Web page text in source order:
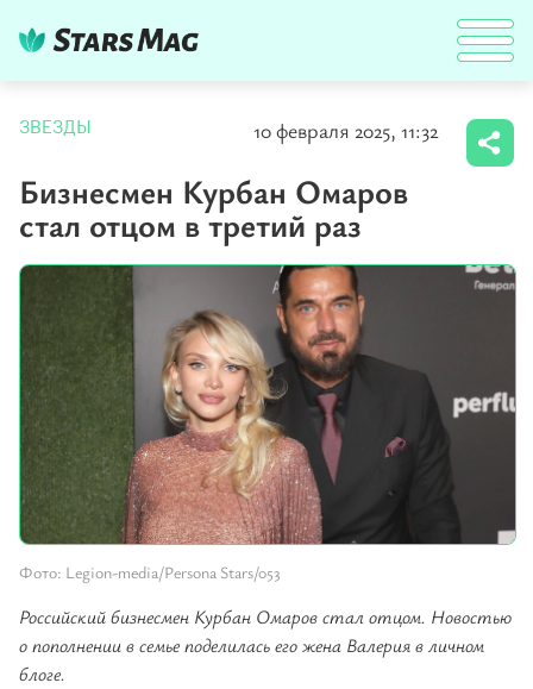
ЗВЕЗДЫ 10 февраля 2025, 11:32
Бизнесмен Курбан Омаров
стал отцом в третий раз
Фото: Legion-media/Persona Stars/053
Российский бизнесмен Курбан Омаров стал отцом. Новостью
о пополнении в семье поделилась его жена Валерия в личном
блоге.